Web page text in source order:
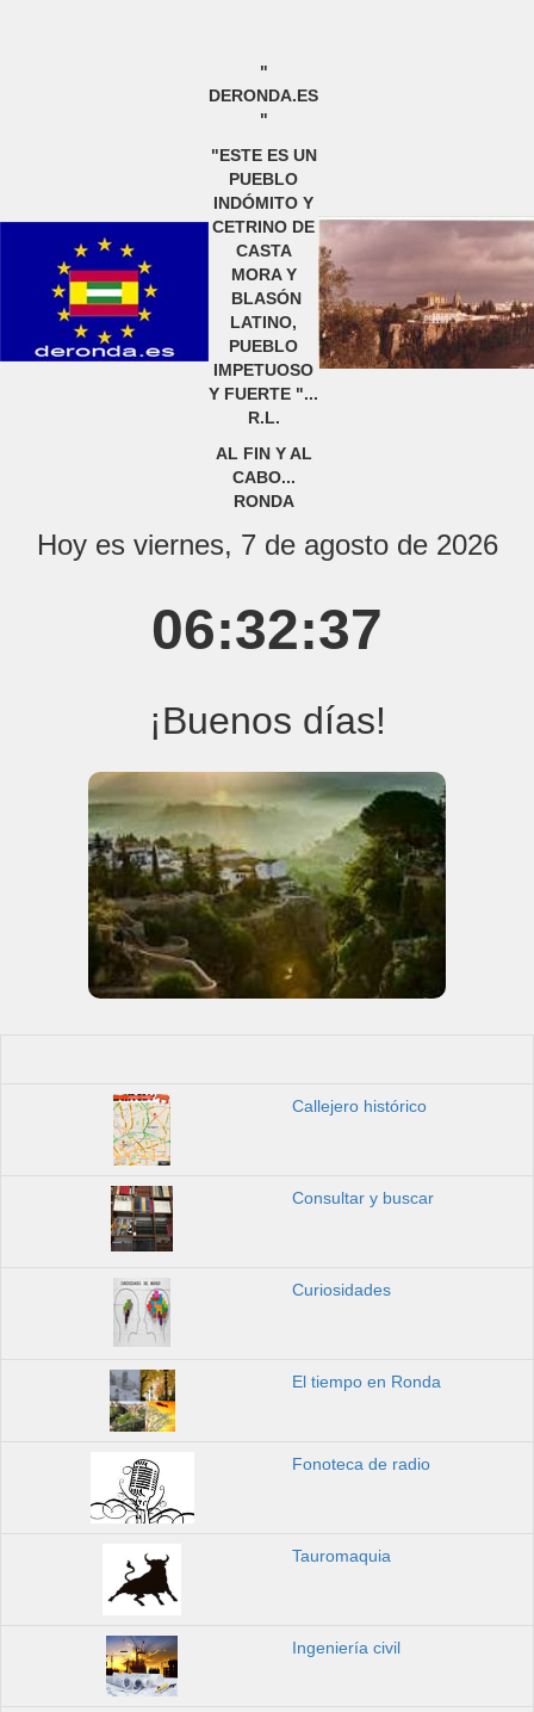
"
DERONDA.ES
"
"ESTE ES UN
PUEBLO
INDÓMITO Y
CETRINO DE
CASTA
MORA Y
BLASÓN
LATINO,
PUEBLO
IMPETUOSO
Y FUERTE "...
R.L.
AL FIN Y AL
CABO...
RONDA
Hoy es viernes, 7 de agosto de 2026
06:32:37
¡Buenos días!
Callejero histórico
Consultar y buscar
Curiosidades
El tiempo en Ronda
Fonoteca de radio
Tauromaquia
Ingeniería civil